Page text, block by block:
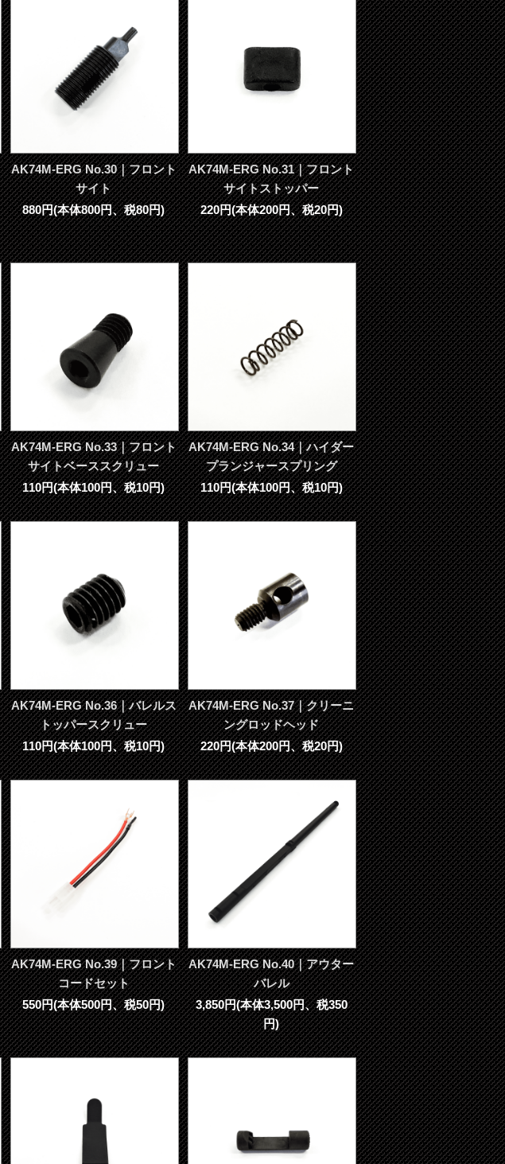
AK74M-ERG No.30｜フロント
サイト
880円(本体800円、税80円)
AK74M-ERG No.31｜フロント
サイトストッパー
220円(本体200円、税20円)
AK74M-ERG No.33｜フロント
サイトベーススクリュー
110円(本体100円、税10円)
AK74M-ERG No.34｜ハイダー
プランジャースプリング
110円(本体100円、税10円)
AK74M-ERG No.36｜バレルス
トッパースクリュー
110円(本体100円、税10円)
AK74M-ERG No.37｜クリーニ
ングロッドヘッド
220円(本体200円、税20円)
AK74M-ERG No.39｜フロント
コードセット
550円(本体500円、税50円)
AK74M-ERG No.40｜アウター
バレル
3,850円(本体3,500円、税350
円)